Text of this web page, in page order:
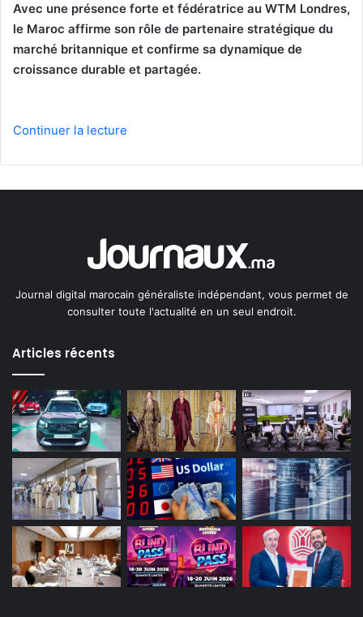
Avec une présence forte et fédératrice au WTM Londres,
le Maroc affirme son rôle de partenaire stratégique du
marché britannique et confirme sa dynamique de
croissance durable et partagée.
Continuer la lecture
Journal digital marocain généraliste indépendant, vous permet de
consulter toute l'actualité en un seul endroit.
Articles récents